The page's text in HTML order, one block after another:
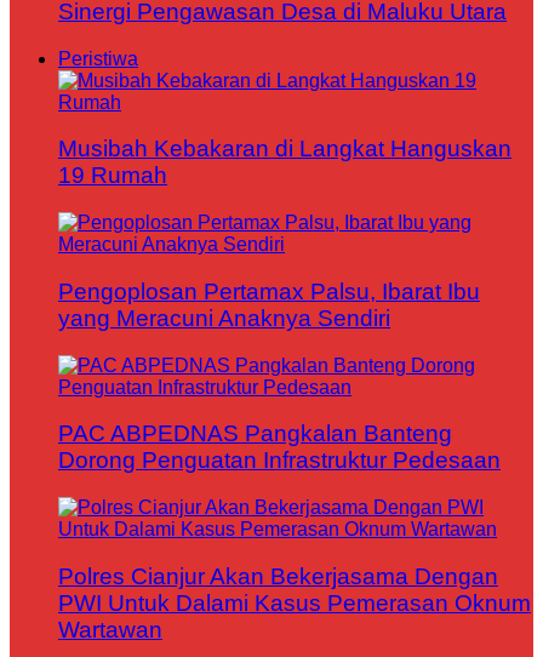
Sinergi Pengawasan Desa di Maluku Utara
Peristiwa
Musibah Kebakaran di Langkat Hanguskan
19 Rumah
Pengoplosan Pertamax Palsu, Ibarat Ibu
yang Meracuni Anaknya Sendiri
PAC ABPEDNAS Pangkalan Banteng
Dorong Penguatan Infrastruktur Pedesaan
Polres Cianjur Akan Bekerjasama Dengan
PWI Untuk Dalami Kasus Pemerasan Oknum
Wartawan